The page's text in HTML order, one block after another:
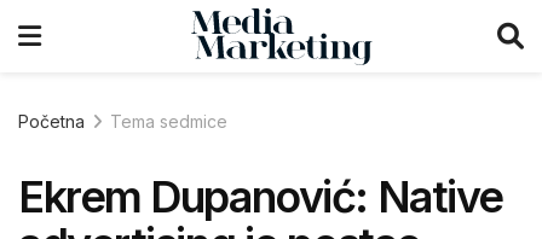
Početna Tema sedmice
Ekrem Dupanović: Native